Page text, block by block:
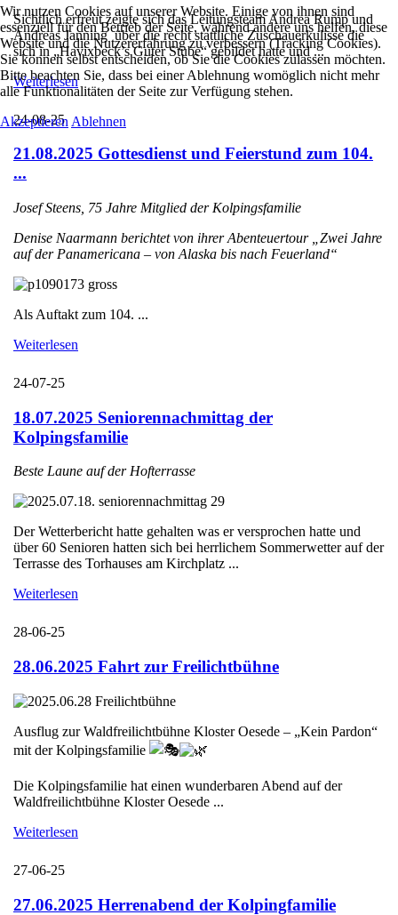
Sichtlich erfreut zeigte sich das Leitungsteam Andrea Rump und
Andreas Janning über die recht stattliche Zuschauerkulisse die
sich in „Havixbeck’s Guter Stube“ gebildet hatte und ...
Weiterlesen
24-08-25
21.08.2025 Gottesdienst und Feierstund zum 104.
...
Josef Steens, 75 Jahre Mitglied der Kolpingsfamilie
Denise Naarmann berichtet von ihrer Abenteuertour „Zwei Jahre
auf der Panamericana – von Alaska bis nach Feuerland“
Als Auftakt zum 104. ...
Weiterlesen
24-07-25
18.07.2025 Seniorennachmittag der
Kolpingsfamilie
Beste Laune auf der Hofterrasse
Der Wetterbericht hatte gehalten was er versprochen hatte und
über 60 Senioren hatten sich bei herrlichem Sommerwetter auf der
Terrasse des Torhauses am Kirchplatz ...
Weiterlesen
28-06-25
28.06.2025 Fahrt zur Freilichtbühne
Ausflug zur Waldfreilichtbühne Kloster Oesede – „Kein Pardon“
mit der Kolpingsfamilie
Die Kolpingsfamilie hat einen wunderbaren Abend auf der
Waldfreilichtbühne Kloster Oesede ...
Weiterlesen
27-06-25
27.06.2025 Herrenabend der Kolpingfamilie
Wir nutzen Cookies auf unserer Website. Einige von ihnen sind
essenziell für den Betrieb der Seite, während andere uns helfen, diese
Website und die Nutzererfahrung zu verbessern (Tracking Cookies).
Sie können selbst entscheiden, ob Sie die Cookies zulassen möchten.
Bitte beachten Sie, dass bei einer Ablehnung womöglich nicht mehr
alle Funktionalitäten der Seite zur Verfügung stehen.
Akzeptieren Ablehnen